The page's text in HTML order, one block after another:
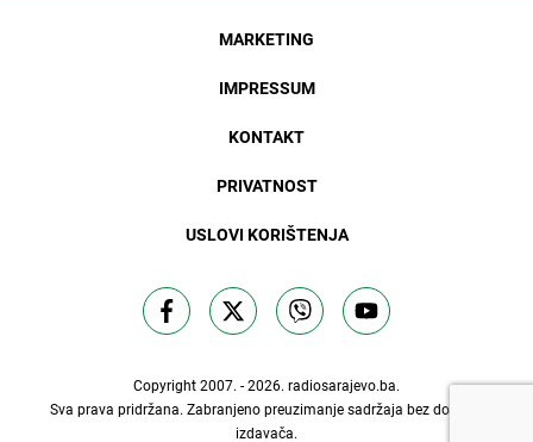
MARKETING
IMPRESSUM
KONTAKT
PRIVATNOST
USLOVI KORIŠTENJA
Copyright 2007. - 2026. radiosarajevo.ba.
Sva prava pridržana. Zabranjeno preuzimanje sadržaja bez dozvole
izdavača.